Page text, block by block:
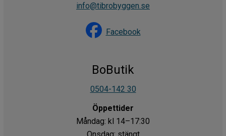
info@tibrobyggen.se
Facebook
BoButik
0504-142 30
Öppettider
Måndag: kl 14–17:30